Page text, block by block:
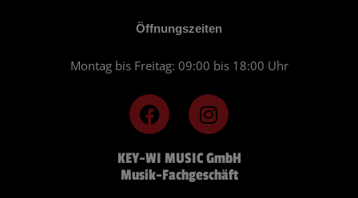
KEY-WI MUSIC GmbH
Musik-Fachgeschäft
F
a
c
e
b
I
n
s
t
a
Öffnungszeiten
Montag bis Freitag: 09:00 bis 18:00 Uhr